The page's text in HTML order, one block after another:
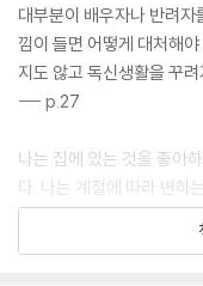
대부분이 배우자나 반려자
낌이 들면 어떻게 대처해
지도 않고 독신생활을 꾸
--- p.27
나는 집에 있는 것을 좋아
다. 나는 계절에 따라 변하
내 취향에 대해 어느 누구
내 삶에서 무언가를 다른